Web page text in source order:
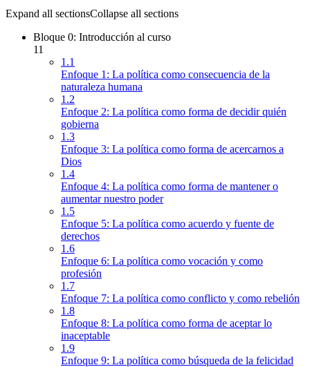
Expand all sectionsCollapse all sections
Bloque 0: Introducción al curso
11
1.1
Enfoque 1: La política como consecuencia de la
naturaleza humana
1.2
Enfoque 2: La política como forma de decidir quién
gobierna
1.3
Enfoque 3: La política como forma de acercarnos a
Dios
1.4
Enfoque 4: La política como forma de mantener o
aumentar nuestro poder
1.5
Enfoque 5: La política como acuerdo y fuente de
derechos
1.6
Enfoque 6: La política como vocación y como
profesión
1.7
Enfoque 7: La política como conflicto y como rebelión
1.8
Enfoque 8: La política como forma de aceptar lo
inaceptable
1.9
Enfoque 9: La política como búsqueda de la felicidad